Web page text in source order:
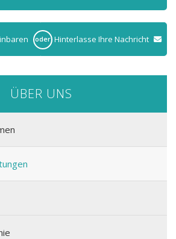
oder Hinterlasse Ihre Nachricht
ÜBER UNS